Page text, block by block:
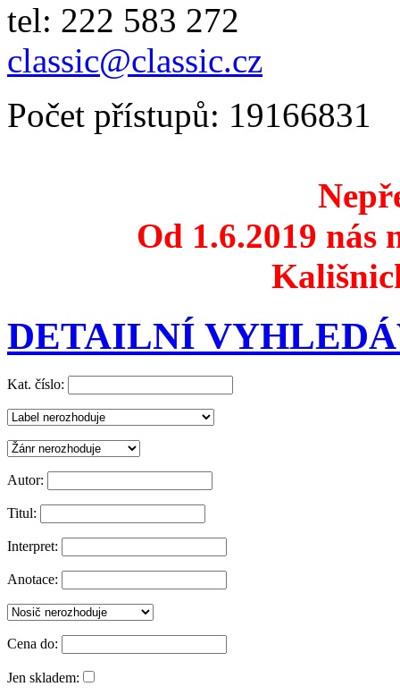
tel: 222 583 272
classic@classic.cz
Počet přístupů: 19166831
Od 1.6.2019 nás
DETAILNÍ
Kat. číslo:
Autor:
Titul:
Interpret:
Anotace:
Cena do:
Jen skladem: